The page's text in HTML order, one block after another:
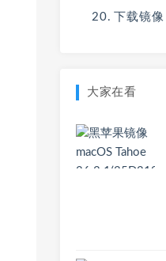
下载镜像
大家在看